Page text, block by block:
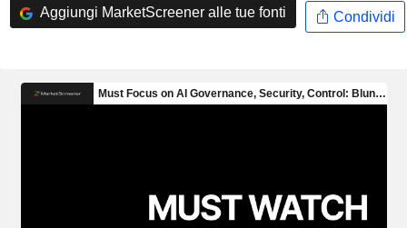
Aggiungi MarketScreener alle tue fonti Condividi